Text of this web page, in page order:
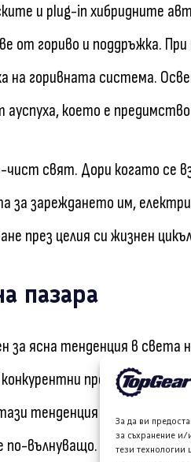
За да ви
за съхранение и/
тези технологии
и plug-in хибридните
от гориво и поддръжка.
на горивната система.
което е
чист свят. Дори когато се
за зареждането им,
през целия си жизнен
пазара
за ясна тенденция в
предимства.
тенденция с
по-вълнуващо.